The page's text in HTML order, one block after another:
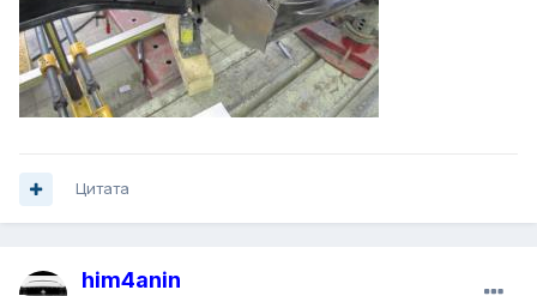
Цитата
him4anin